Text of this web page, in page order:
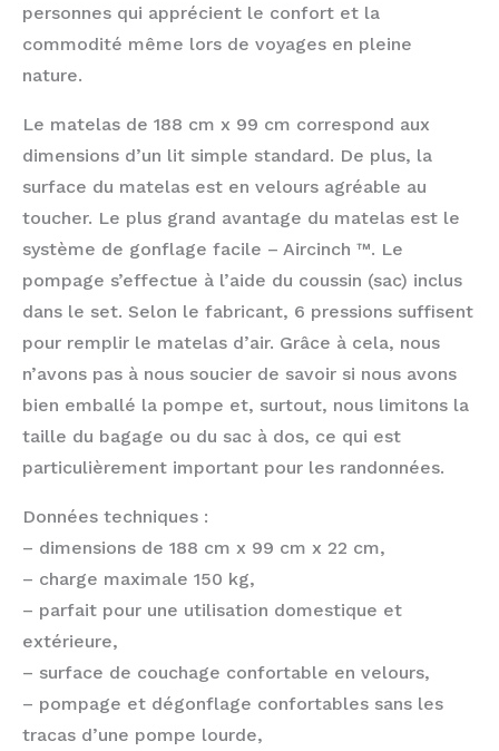
personnes qui apprécient le confort et la
commodité même lors de voyages en pleine
nature.
Le matelas de 188 cm x 99 cm correspond aux
dimensions d’un lit simple standard. De plus, la
surface du matelas est en velours agréable au
toucher. Le plus grand avantage du matelas est le
système de gonflage facile – Aircinch ™. Le
pompage s’effectue à l’aide du coussin (sac) inclus
dans le set. Selon le fabricant, 6 pressions suffisent
pour remplir le matelas d’air. Grâce à cela, nous
n’avons pas à nous soucier de savoir si nous avons
bien emballé la pompe et, surtout, nous limitons la
taille du bagage ou du sac à dos, ce qui est
particulièrement important pour les randonnées.
Données techniques :
– dimensions de 188 cm x 99 cm x 22 cm,
– charge maximale 150 kg,
– parfait pour une utilisation domestique et
extérieure,
– surface de couchage confortable en velours,
– pompage et dégonflage confortables sans les
tracas d’une pompe lourde,